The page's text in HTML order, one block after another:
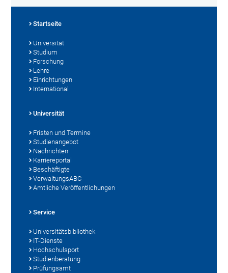
Startseite
Universität
Studium
Forschung
Lehre
Einrichtungen
International
Universität
Fristen und Termine
Studienangebot
Nachrichten
Karriereportal
Beschäftigte
VerwaltungsABC
Amtliche Veröffentlichungen
Service
Universitätsbibliothek
IT-Dienste
Hochschulsport
Studienberatung
Prüfungsamt